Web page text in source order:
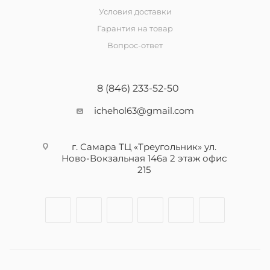
Условия доставки
Гарантия на товар
Вопрос-ответ
8 (846) 233-52-50
ichehol63@gmail.com
г. Самара ТЦ «Треугольник» ул.
Ново-Вокзальная 146а 2 этаж офис
215